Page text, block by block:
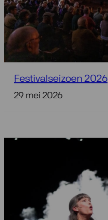
Festivalseizoen 2026
29 mei 2026